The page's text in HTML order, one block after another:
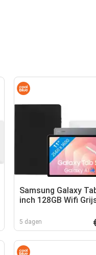
Samsung Galaxy
inch 128GB Wifi
5 dagen